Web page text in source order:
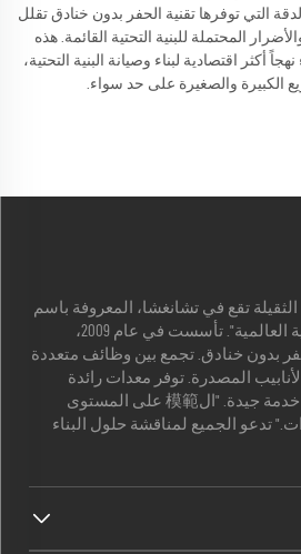
التي توفرها تقنية الحفر بدون خنادق تقلل
المحتملة للبنية التحتية القائمة. هذه
أكثر اقتصادية لبناء وصيانة البنية التحتية،
الكبيرة والصغيرة على حد سواء.
تقع في تشانغشا، المعروفة باسم
"عاصمة المعدات الهندسية العالمية". تأسست في عام 2009،
بدون خنادق. تجمع بين وظائف متعددة
المصدرة. توفر معدات رائدة
وتكتسب الاعتراف بفضل خدمة جيدة. "ال模範 على المستوى
تدعو الجميع لمناقشة حلول البناء